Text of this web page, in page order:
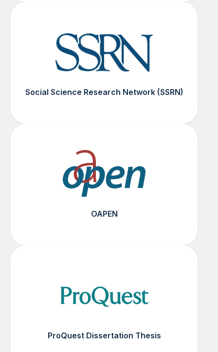
Social Science Research Network (SSRN)
OAPEN
ProQuest Dissertation Thesis